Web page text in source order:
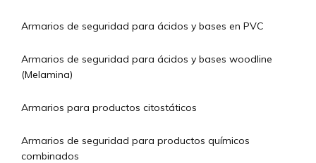
Armarios de seguridad para ácidos y bases en PVC
Armarios de seguridad para ácidos y bases woodline
(Melamina)
Armarios para productos citostáticos
Armarios de seguridad para productos químicos
combinados